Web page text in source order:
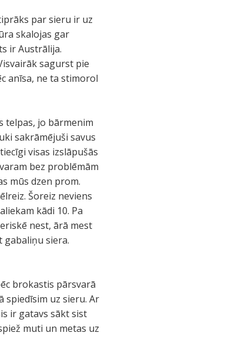
par sieru ir uz
skalojas gar
ir Austrālija.
sagurst pie
anīsa, ne ta stimorol
telpas, jo bārmenim
sakrāmējuši savus
visas izslāpušās
bez problēmām
mūs dzen prom.
Šoreiz neviens
kādi 10. Pa
nest, ārā mest
gabaliņu siera.
brokastis pārsvarā
spiedīsim uz sieru. Ar
ir gatavs sākt sist
muti un metas uz